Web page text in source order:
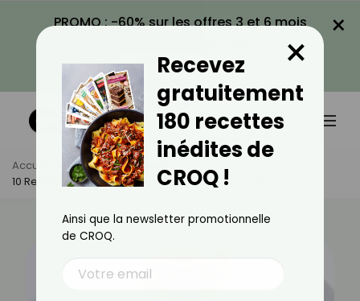
PROMO : -60% sur les offres 3 et 6 mois
VOIR LA PROMO
×
Accueil Actus
Recettes
10 Recettes De Cheesecake Pour Tous Les Goûts
Recevez
gratuitement
180 recettes
inédites de
CROQ !
×
Ainsi que la newsletter promotionnelle
de CROQ.